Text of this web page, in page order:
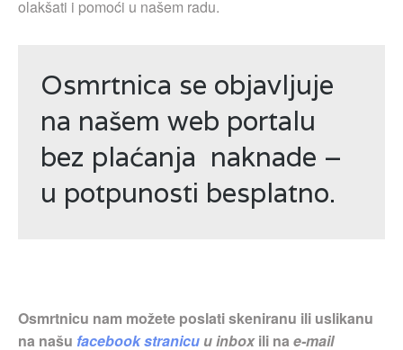
olakšati i pomoći u našem radu.
Osmrtnica se objavljuje
na našem web portalu
bez plaćanja naknade –
u potpunosti besplatno.
Osmrtnicu nam možete poslati skeniranu ili uslikanu
na našu facebook stranicu u inboxili nae-mail